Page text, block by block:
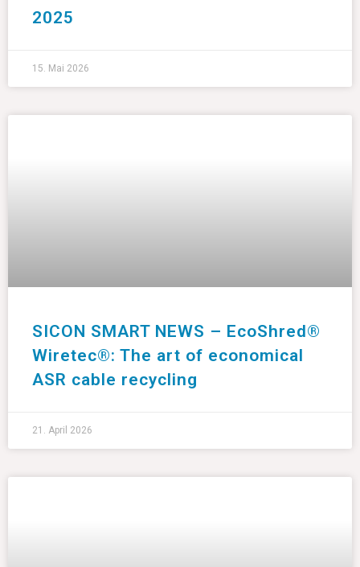
2025
15. Mai 2026
SICON SMART NEWS – EcoShred®
Wiretec®: The art of economical
ASR cable recycling
21. April 2026